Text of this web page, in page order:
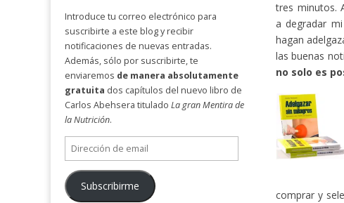
tres minutos.
a degradar
hagan
las buenas
no solo es
comprar y
Introduce tu correo electrónico para
suscribirte a este blog y recibir
notificaciones de nuevas entradas.
Además, sólo por suscribirte, te
enviaremos de manera absolutamente
gratuita dos capítulos del nuevo libro de
Carlos Abehsera titulado La gran Mentira de
la Nutrición.
Dirección
de
email
Subscribirme